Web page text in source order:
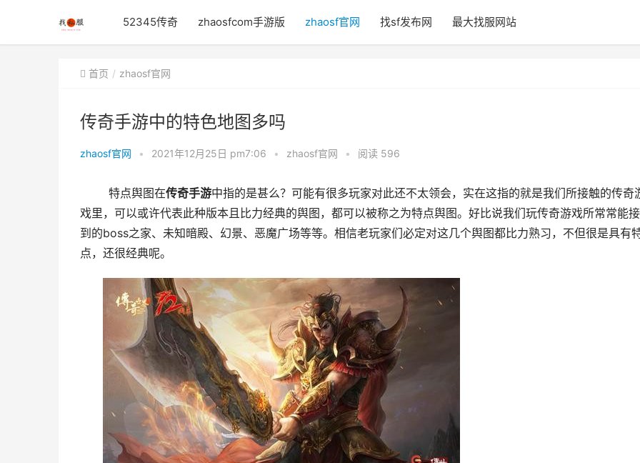
52345传奇 zhaosfcom手游版 zhaosf官网 找sf发布网 最大找服网站
首页 zhaosf官网
传奇手游中的特色地图多吗
zhaosf官网 • 2021年12月25日 pm7:06 • zhaosf官网 • 阅读 596
	特点舆图在
传奇手游中指的是甚么？可能有很多玩家对此还不太领会，实在这指的就是我们所接触的传奇
戏里，可以或许代表此种版本且比力经典的舆图，都可以被称之为特点舆图。好比说我们玩传奇游戏所常常能
到的boss之家、未知暗殿、幻景、恶魔广场等等。相信老玩家们必定对这几个舆图都比力熟习，不但很是具有
点，还很经典呢。